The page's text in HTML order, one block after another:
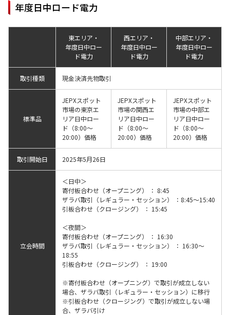
年度日中ロード電力
東エリア・
年度日中ロー
ド電力
西エリア・
年度日中ロー
ド電力
中部エリア・
年度日中ロー
ド電力
取引種類 現金決済先物取引
標準品
JEPXスポット
市場の東京エ
リア日中ロー
ド（8:00～
20:00）価格
JEPXスポット
市場の関西エ
リア日中ロー
ド（8:00～
20:00）価格
JEPXスポット
市場の中部エ
リア日中ロー
ド（8:00～
20:00）価格
取引開始日 2025年5月26日
立会時間
＜日中＞
寄付板合わせ（オープニング） ： 8:45
ザラバ取引（レギュラー・セッション） ：8:45～15:40
引板合わせ（クロージング） ： 15:45
＜夜間＞
寄付板合わせ（オープニング） ： 16:30
ザラバ取引（レギュラー・セッション） ： 16:30～
18:55
引板合わせ（クロージング） ： 19:00
※寄付板合わせ（オープニング）で取引が成立しない
場合、ザラバ取引（レギュラー・セッション）に移行
※引板合わせ（クロージング）で取引が成立しない場
合、ザラバ引け